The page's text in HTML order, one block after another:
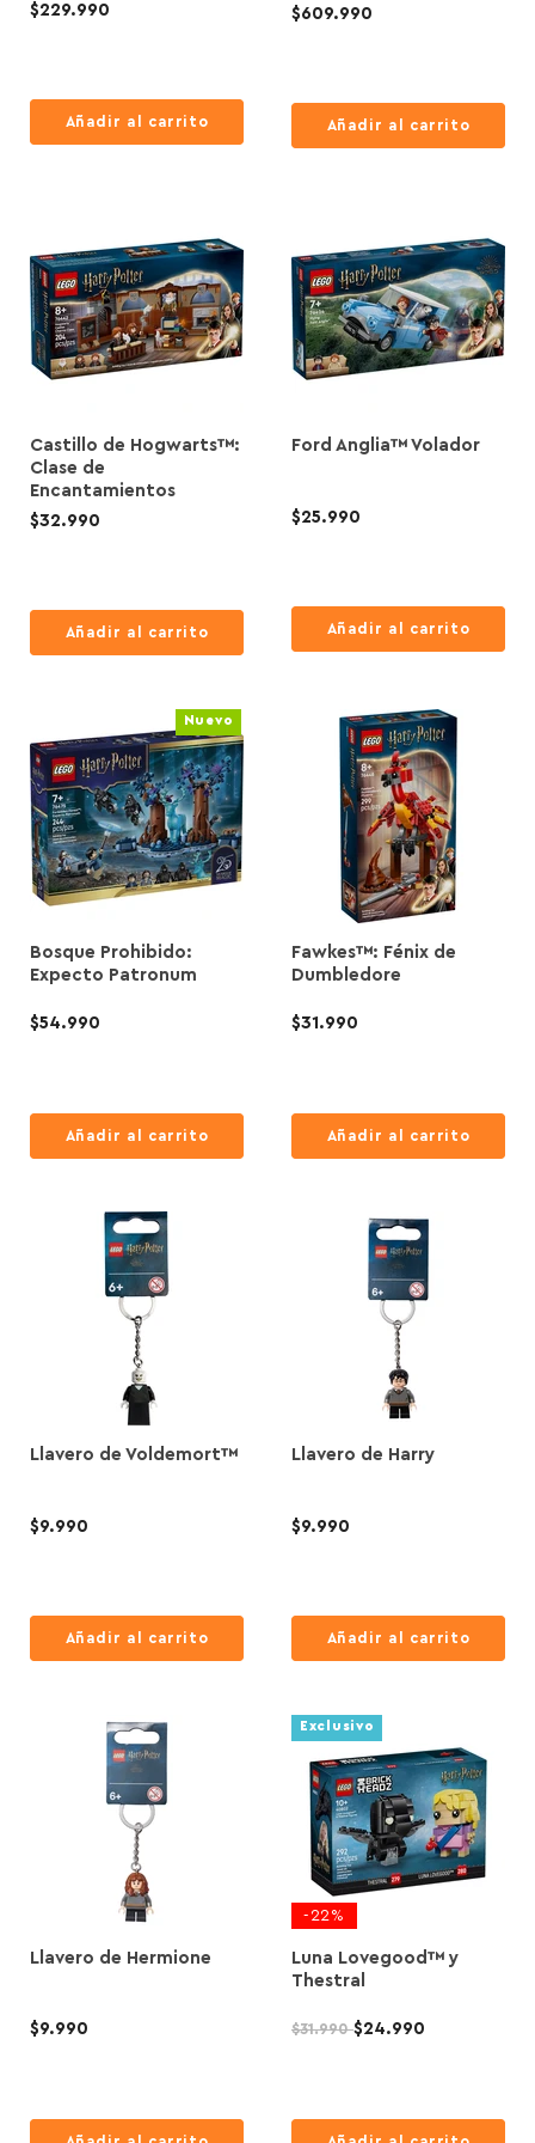
$229.990
Añadir al carrito
$609.990
Añadir al carrito
Castillo de Hogwarts™:
Clase de
Encantamientos
$32.990
Añadir al carrito
Ford Anglia™ Volador
$25.990
Añadir al carrito
Nuevo
Bosque Prohibido:
Expecto Patronum
$54.990
Añadir al carrito
Fawkes™: Fénix de
Dumbledore
$31.990
Añadir al carrito
Llavero de Voldemort™
$9.990
Añadir al carrito
Llavero de Harry
$9.990
Añadir al carrito
Llavero de Hermione
$9.990
Exclusivo
- 22 %
Luna Lovegood™ y
Thestral
P
o
$31.990 P
i
$24.990